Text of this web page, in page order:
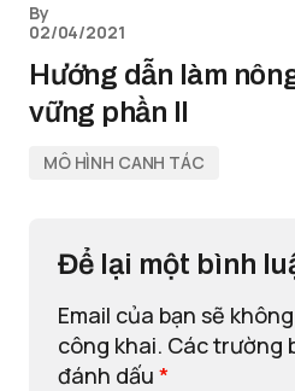
By
02/04/2021
Hướng dẫn làm
vững phần II
MÔ HÌNH CANH TÁC
Để lại một bình
Email của bạn sẽ
công khai. Các trường
đánh dấu *